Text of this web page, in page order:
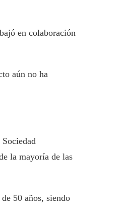
en colaboración
aún no ha
la mayoría de las
50 años, siendo